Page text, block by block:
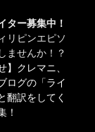
ター募集中！
リピンエピソ
ませんか！？
】クレマニ、
グの「ライ
翻訳をしてく
！